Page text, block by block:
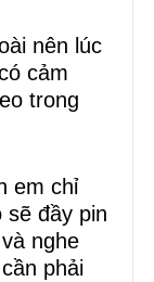
nên lúc
cảm
trong
em chỉ
đầy pin
nghe
phải